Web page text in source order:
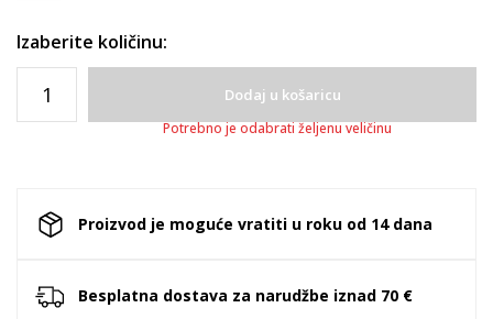
Izaberite količinu:
Dodaj u košaricu
Potrebno je odabrati željenu veličinu
Proizvod je moguće vratiti u roku od 14 dana
Besplatna dostava za narudžbe iznad 70 €